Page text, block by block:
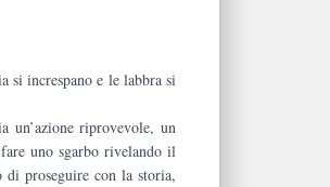
si increspano e le labbra si
un’azione riprovevole, un
uno sgarbo rivelando il
proseguire con la storia,